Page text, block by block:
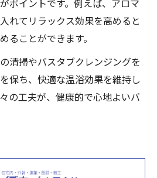
れてリラックス効果を高めると
ることができます。
清掃やバスタブクレンジングを
保ち、快適な温浴効果を維持し
の工夫が、健康的で心地よいバ